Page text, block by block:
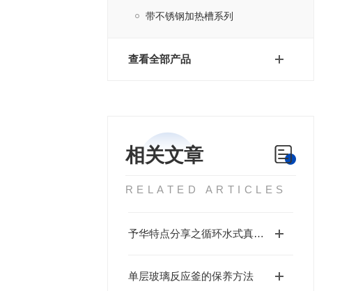
带不锈钢加热槽系列
查看全部产品
相关文章
RELATED ARTICLES
予华特点分享之循环水式真空泵
单层玻璃反应釜的保养方法